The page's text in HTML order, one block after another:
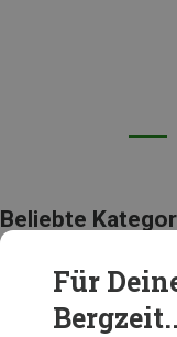
Beliebte
Für